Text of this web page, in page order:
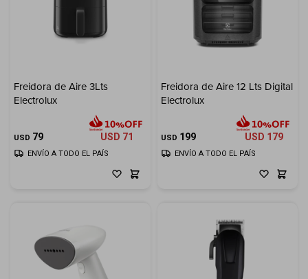
Freidora de Aire 3Lts
Electrolux
USD 79 USD 71
ENVÍO A TODO EL PAÍS
Freidora de Aire 12 Lts Digital
Electrolux
USD 199 USD 179
ENVÍO A TODO EL PAÍS